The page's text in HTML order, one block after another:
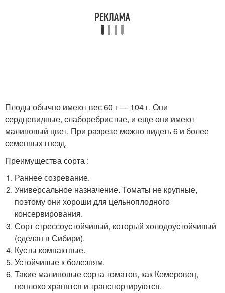
Плоды обычно имеют вес 60 г — 104 г. Они
сердцевидные, слаборебристые, и еще они имеют
малиновый цвет. При разрезе можно видеть 6 и более
семенных гнезд.
Преимущества сорта :
Раннее созревание.
Универсальное назначение. Томаты не крупные,
поэтому они хороши для цельноплодного
консервирования.
Сорт стрессоустойчивый, который холодоустойчивый
(сделан в Сибири).
Кусты компактные.
Устойчивые к болезням.
Такие малиновые сорта томатов, как Кемеровец,
неплохо хранятся и транспортируются.